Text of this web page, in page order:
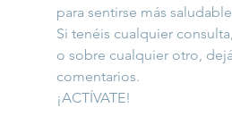
para sentirse más
Si tenéis cualquier
o sobre cualquier otro,
comentarios.
¡ACTÍVATE!